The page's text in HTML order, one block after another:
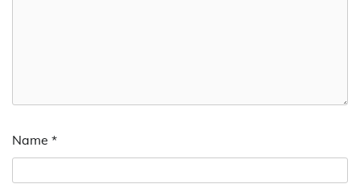
Name *